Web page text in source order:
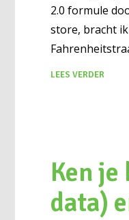
2.0 formule
store, bracht
LEES VERDER
Ken
data)